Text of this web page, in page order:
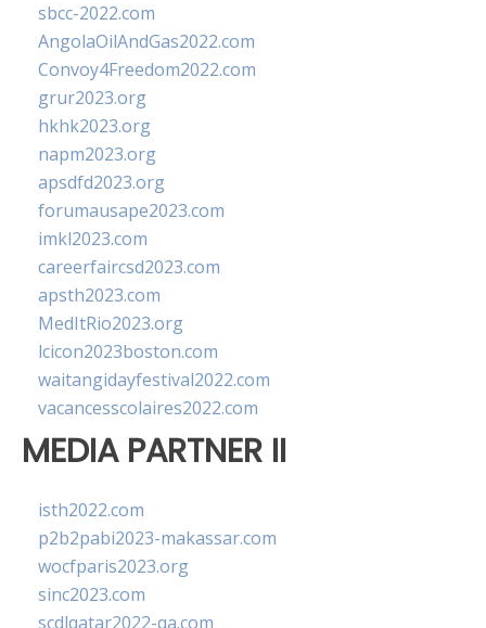
sbcc-2022.com
AngolaOilAndGas2022.com
Convoy4Freedom2022.com
grur2023.org
hkhk2023.org
napm2023.org
apsdfd2023.org
forumausape2023.com
imkl2023.com
careerfaircsd2023.com
apsth2023.com
MedItRio2023.org
lcicon2023boston.com
waitangidayfestival2022.com
vacancesscolaires2022.com
MEDIA PARTNER II
isth2022.com
p2b2pabi2023-makassar.com
wocfparis2023.org
sinc2023.com
scdlqatar2022-qa.com